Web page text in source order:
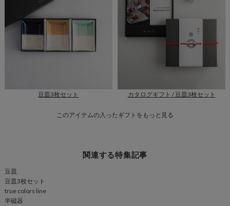
豆皿3枚セット カタログギフト / 豆皿3枚セット
このアイテムの入ったギフトをもっと見る
関連する特集記事
豆皿
豆皿3枚セット
true colors line
半磁器